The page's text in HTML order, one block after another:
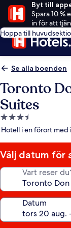
Byt till
Spara 10 %
in för att
Hoppa till
Se alla boenden
Toronto
Suites
3.5-
stjärnigt
Hotell i en förort med
Välj datum för
Vart reser
Datum